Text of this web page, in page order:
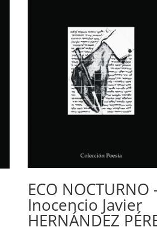
ECO NOCTURNO
Inocencio Javier
HERNÁNDEZ